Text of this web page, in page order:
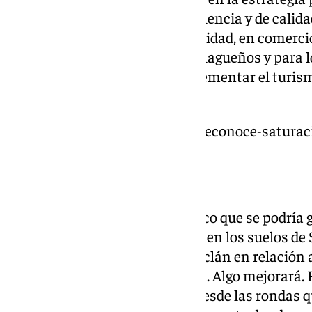
estrategia es el turismo de excelencia y de
estrellas, en gastronomía de calidad, en
públicos de calidad para los malagueños y
en calidad. Todo lo que sea incrementar el
https://www.101tv.es/malaga-reconoce-
Un estudio ha alertado del tráfico que se podría
Hospital y del centro comercial en los suelos
paso a distinto nivel de Valle Inclán en relación
conecta con la zona de Carlinda. Algo
un planteamiento de accesos desde las rondas